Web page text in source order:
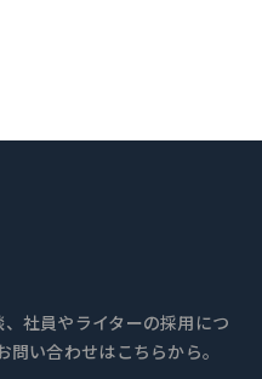
社員やライターの採用につ
い合わせはこちらから。